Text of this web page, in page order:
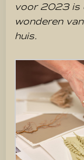
voor 2023 is
wonderen
huis.